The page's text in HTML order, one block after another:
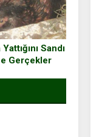
Sandı
Gerçekler